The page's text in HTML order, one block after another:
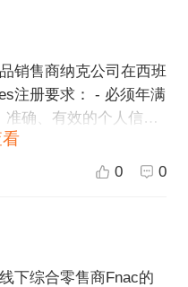
销售商纳克公司在西班
求： - 必须年满
准确、有效的个人信
、电子邮箱和电话
户名和密码； - 接受网
操作即可。
0 0
下综合零售商Fnac的